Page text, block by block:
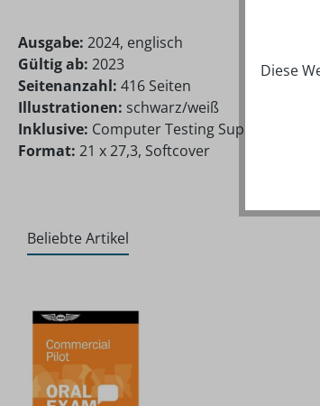
Ausgabe: 2024, englisch
Gültig ab: 2023
Seitenanzahl: 416 Seiten
Illustrationen: schwarz/weiß
Inklusive: Computer Testing Supplement
Format: 21 x 27,3, Softcover
Beliebte Artikel
Diese